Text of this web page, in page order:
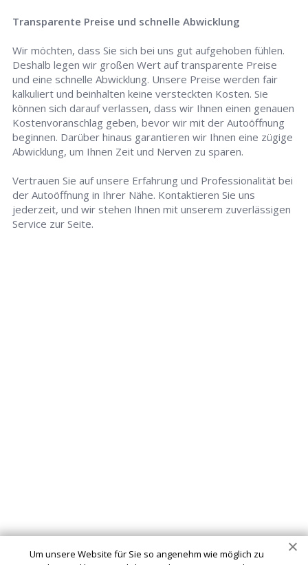
Transparente Preise und schnelle Abwicklung
Wir möchten, dass Sie sich bei uns gut aufgehoben fühlen.
Deshalb legen wir großen Wert auf transparente Preise
und eine schnelle Abwicklung. Unsere Preise werden fair
kalkuliert und beinhalten keine versteckten Kosten. Sie
können sich darauf verlassen, dass wir Ihnen einen genauen
Kostenvoranschlag geben, bevor wir mit der Autoöffnung
beginnen. Darüber hinaus garantieren wir Ihnen eine zügige
Abwicklung, um Ihnen Zeit und Nerven zu sparen.
Vertrauen Sie auf unsere Erfahrung und Professionalität bei
der Autoöffnung in Ihrer Nähe. Kontaktieren Sie uns
jederzeit, und wir stehen Ihnen mit unserem zuverlässigen
Service zur Seite.
Um unsere Website für Sie so angenehm wie möglich zu
Schlüsseldienstleistungen in Nümbrecht. Ob Sie sich
ausgesperrt haben, ein defektes Schloss haben oder Ihre